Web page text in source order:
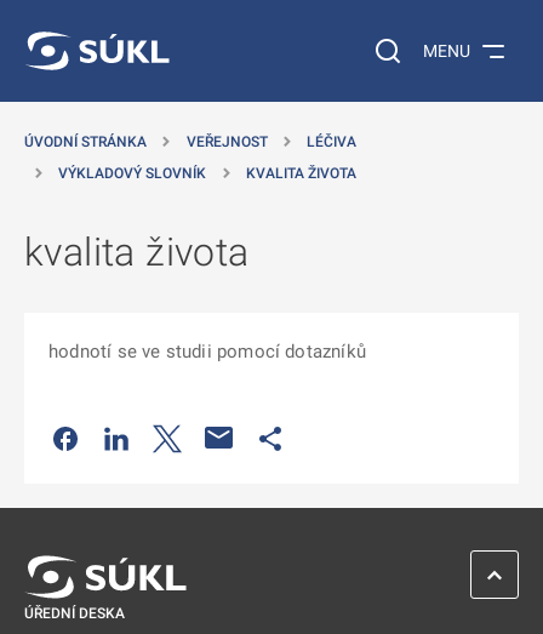
Vyhledávání na
MENU
ÚVODNÍ STRÁNKA VEŘEJNOST
LÉČIVA
VÝKLADOVÝ SLOVNÍK
KVALITA ŽIVOTA
kvalita života
hodnotí se ve studii pomocí dotazníků
Odkaz se otevře na nové kartě
Odkaz se otevře na nové kartě
Odkaz se otevře na nové kartě
ÚŘEDNÍ DESKA
ZPĚT